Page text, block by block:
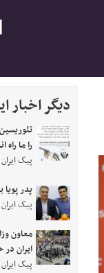
دیگر اخبار
را ما
پیک ایران-
پدر
پیک ایران-
معاون
ایران
پیک ایران-